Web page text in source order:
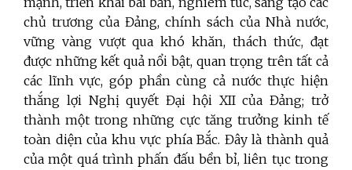
chủ trương của Đảng, chính sách của Nhà nước,
vững vàng vượt qua khó khăn, thách thức, đạt
được những kết quả nổi bật, quan trọng trên tất cả
các lĩnh vực, góp phần cùng cả nước thực hiện
thắng lợi Nghị quyết Đại hội XII của Đảng; trở
thành một trong những cực tăng trưởng kinh tế
toàn diện của khu vực phía Bắc. Đây là thành quả
của một quá trình phấn đấu bền bỉ, liên tục trong